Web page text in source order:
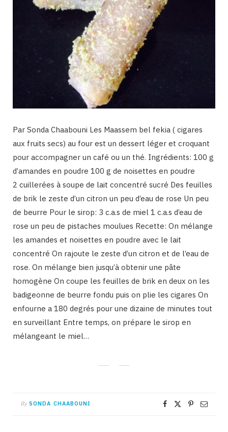
Par Sonda Chaabouni Les Maassem bel fekia ( cigares
aux fruits secs) au four est un dessert léger et croquant
pour accompagner un café ou un thé. Ingrédients: 100 g
d’amandes en poudre 100 g de noisettes en poudre
2 cuillerées à soupe de lait concentré sucré Des feuilles
de brik le zeste d’un citron un peu d’eau de rose Un peu
de beurre Pour le sirop: 3 c.a.s de miel 1 c.a.s d’eau de
rose un peu de pistaches moulues Recette: On mélange
les amandes et noisettes en poudre avec le lait
concentré On rajoute le zeste d’un citron et de l’eau de
rose. On mélange bien jusqu’à obtenir une pâte
homogène On coupe les feuilles de brik en deux on les
badigeonne de beurre fondu puis on plie les cigares On
enfourne a 180 degrés pour une dizaine de minutes tout
en surveillant Entre temps, on prépare le sirop en
mélangeant le miel…
By SONDA CHAABOUNI